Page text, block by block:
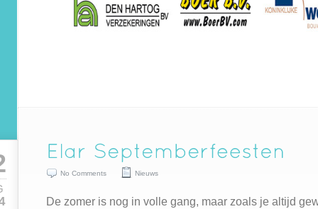
No Comments Nieuws
De zomer is nog in volle gang, maar zoals je altijd